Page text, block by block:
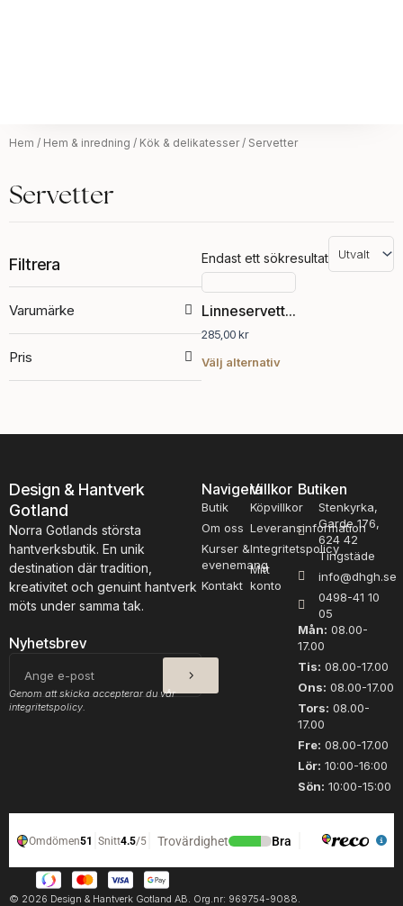
Hem / Hem & inredning / Kök & delikatesser/ Servetter
Servetter
Filtrera
Varumärke
Pris
Endast ett sökresultat
Linneservett, Gåsöga
285,00kr
Välj alternativ
produkten
alternativen
på
produktsidan
Design & Hantverk
Gotland
Norra Gotlands största
hantverksbutik. En unik
destination där tradition,
kreativitet och genuint hantverk
möts under samma tak.
Nyhetsbrev
post
SKICKA
Genom att skicka accepterar du vår
integritetspolicy.
Navigera
Butik
Om oss
Kurser &
evenemang
Kontakt
Villkor
Köpvillkor
Leveransinformation
Integritetspolicy
Mitt
konto
Butiken
Stenkyrka,
Garde 176,
624 42
Tingstäde
info@dhgh.se
0498-41 10
05
Mån: 08.00-
17.00
Tis: 08.00-17.00
Ons: 08.00-17.00
Tors: 08.00-
17.00
Fre: 08.00-17.00
Lör: 10:00-16:00
Sön: 10:00-15:00
© 2026 Design & Hantverk Gotland AB. Org.nr: 969754-9088.